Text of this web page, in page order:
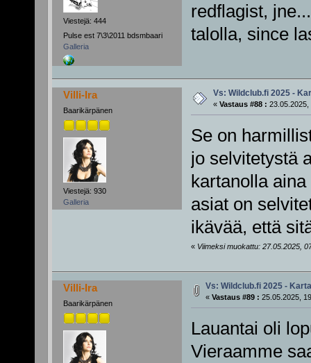
Viestejä: 444
Pulse est 7\3\2011 bdsmbaari
Galleria
redflagist,
talolla, since
Villi-Ira
Baarikärpänen
Viestejä: 930
Galleria
Vs: Wildclub.fi 2025 -
« Vastaus #88 : 23.05.2025,
Se on
jo selvitetystä
kartanolla
asiat on
ikävää, että
« Viimeksi muokattu: 27.05.2025,
Villi-Ira
Baarikärpänen
Vs: Wildclub.fi 2025 -
« Vastaus #89 : 25.05.2025,
Lauantai oli
Vieraamme